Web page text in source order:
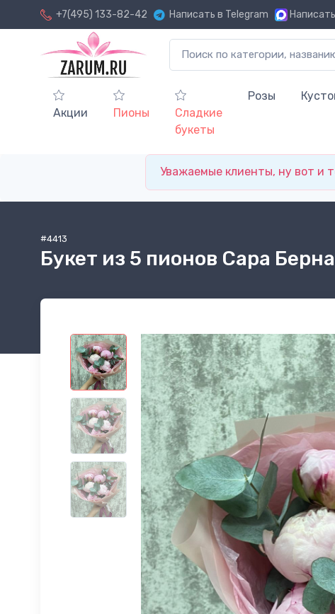
+7(495) 133-82-42 Написать в Telegram
Акции Пионы
Сладкие
букеты
Розы
Уважаемые клиенты, ну вот и
#4413
Букет из 5 пионов Сара